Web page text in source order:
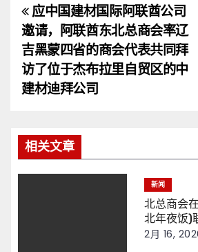
文
章
导
应中国建材国际阿联酋公司
邀请，阿联酋东北总商会率辽
吉黑蒙四省的商会代表共同拜
访了位于杰布拉里自贸区的中
建材迪拜公司
相关文章
新闻
北总商会
北年夜饭)
2月 16,